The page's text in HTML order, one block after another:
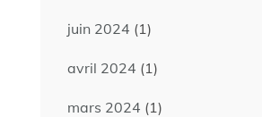
juin 2024 (1)
avril 2024 (1)
mars 2024 (1)